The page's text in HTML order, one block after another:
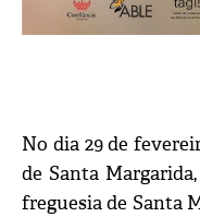
No dia 29 de
de Santa
freguesia de Santa